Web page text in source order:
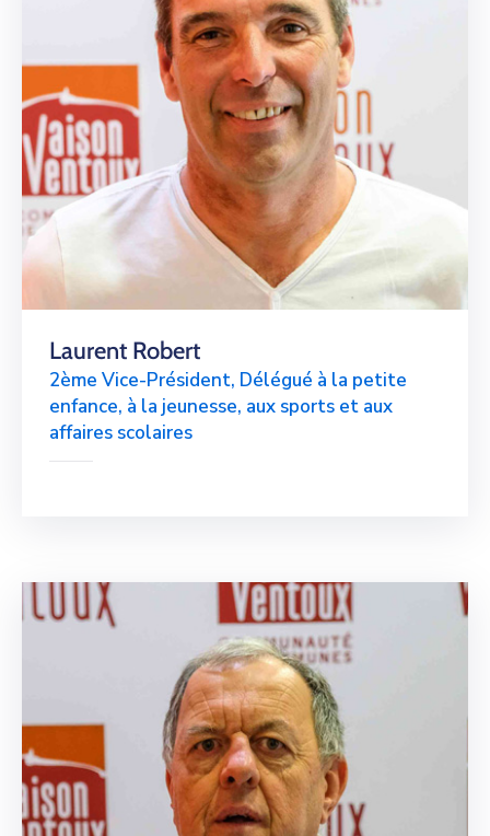
Laurent Robert
2ème Vice-Président, Délégué à la petite
enfance, à la jeunesse, aux sports et aux
affaires scolaires